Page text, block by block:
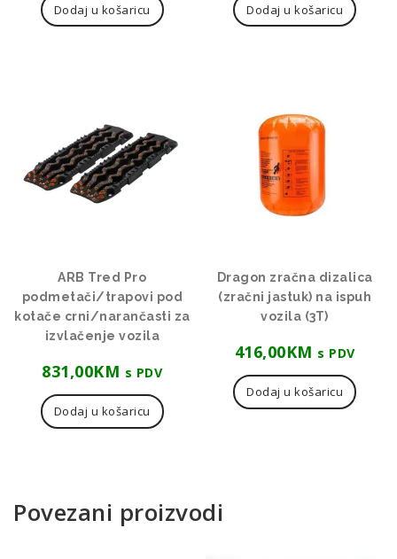
Dodaj u košaricu Dodaj u košaricu
ARB Tred Pro
podmetači/trapovi pod
kotače crni/narančasti za
izvlačenje vozila
831,00KM s PDV
Dodaj u košaricu
Dragon zračna dizalica
(zračni jastuk) na ispuh
vozila (3T)
416,00KM s PDV
Dodaj u košaricu
Povezani proizvodi